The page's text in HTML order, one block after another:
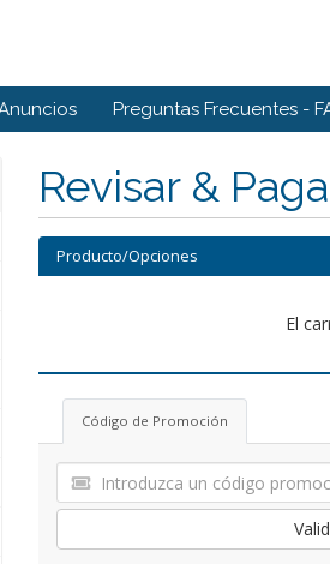
Preguntas Frecuentes -
Revisar &
Producto/Opciones
El
Código de Promoción